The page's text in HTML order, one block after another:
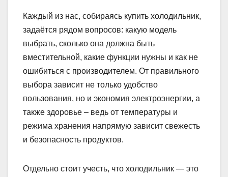
Каждый из нас, собираясь купить холодильник,
задаётся рядом вопросов: какую модель
выбрать, сколько она должна быть
вместительной, какие функции нужны и как не
ошибиться с производителем. От правильного
выбора зависит не только удобство
пользования, но и экономия электроэнергии, а
также здоровье – ведь от температуры и
режима хранения напрямую зависит свежесть
и безопасность продуктов.
Отдельно стоит учесть, что холодильник — это